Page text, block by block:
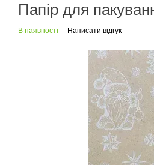
Папір для
В наявності Написати відгук